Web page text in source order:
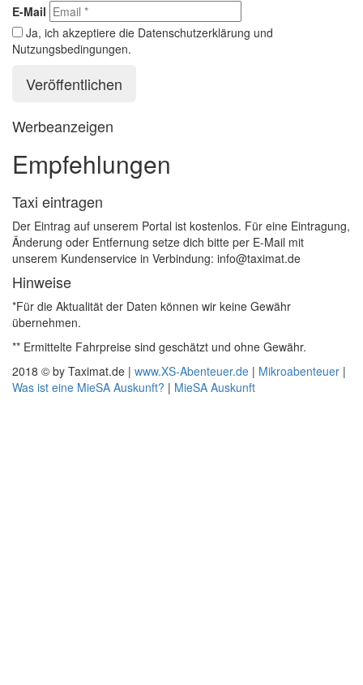
E-Mail
Ja, ich akzeptiere die Datenschutzerklärung und
Nutzungsbedingungen.
Werbeanzeigen
Empfehlungen
Taxi eintragen
Der Eintrag auf unserem Portal ist kostenlos. Für eine Eintragung,
Änderung oder Entfernung setze dich bitte per E-Mail mit
unserem Kundenservice in Verbindung: info@taximat.de
Hinweise
*Für die Aktualität der Daten können wir keine Gewähr
übernehmen.
** Ermittelte Fahrpreise sind geschätzt und ohne Gewähr.
2018 © by Taximat.de | www.XS-Abenteuer.de | Mikroabenteuer |
Was ist eine MieSA Auskunft? | MieSA Auskunft